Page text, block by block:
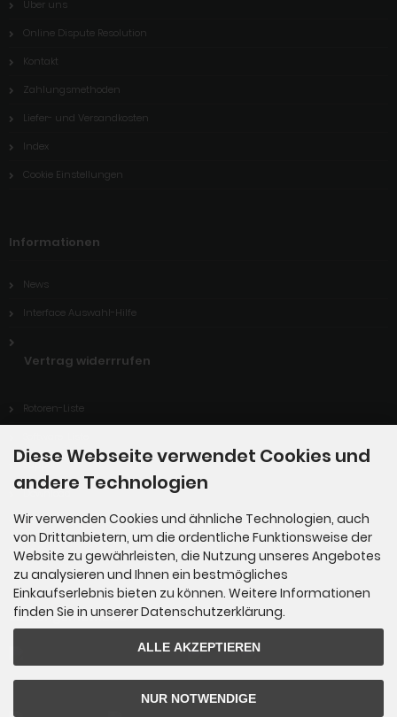
Über uns
Online Dispute Resolution
Kontakt
Zahlungsmethoden
Liefer- und Versandkosten
Index
Cookie Einstellungen
Informationen
News
Interface Auswahl-Hilfe
Vertrag widerrrufen
Rotoren-Liste
Support
Download
ARISS-Kontakt von ITIS Enrico Fermi / Lucca-Italien
Links
Zahlungsmethoden
Diese Webseite verwendet Cookies und
andere Technologien
Wir verwenden Cookies und ähnliche Technologien, auch
von Drittanbietern, um die ordentliche Funktionsweise der
Website zu gewährleisten, die Nutzung unseres Angebotes
zu analysieren und Ihnen ein bestmögliches
Einkaufserlebnis bieten zu können. Weitere Informationen
finden Sie in unserer Datenschutzerklärung.
ALLE AKZEPTIEREN
NUR NOTWENDIGE